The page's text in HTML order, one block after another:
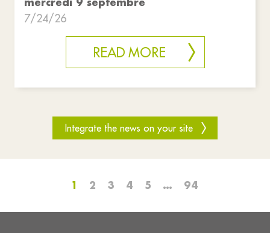
7/24/26
READ MORE
Integrate the news on your site
1 2 3 4 5 … 94